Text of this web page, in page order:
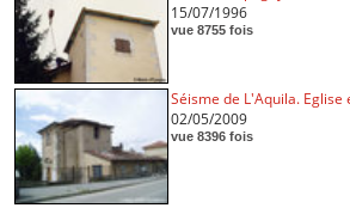
15/07/1996
vue 8755 fois
Séisme de L'Aquila. Eglise
02/05/2009
vue 8396 fois